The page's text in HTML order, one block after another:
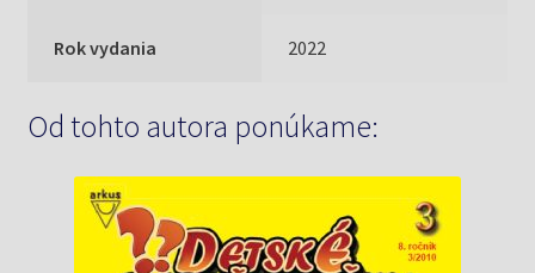
Rok vydania 2022
Od tohto autora ponúkame: